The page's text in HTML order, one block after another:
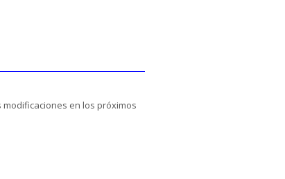
en los próximos